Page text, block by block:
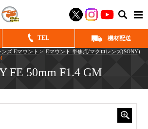
TEL 機材配送
ンズ Eマウント > Eマウント 単焦点/マクロレンズ(SONY)
FE 50mm F1.4 GM